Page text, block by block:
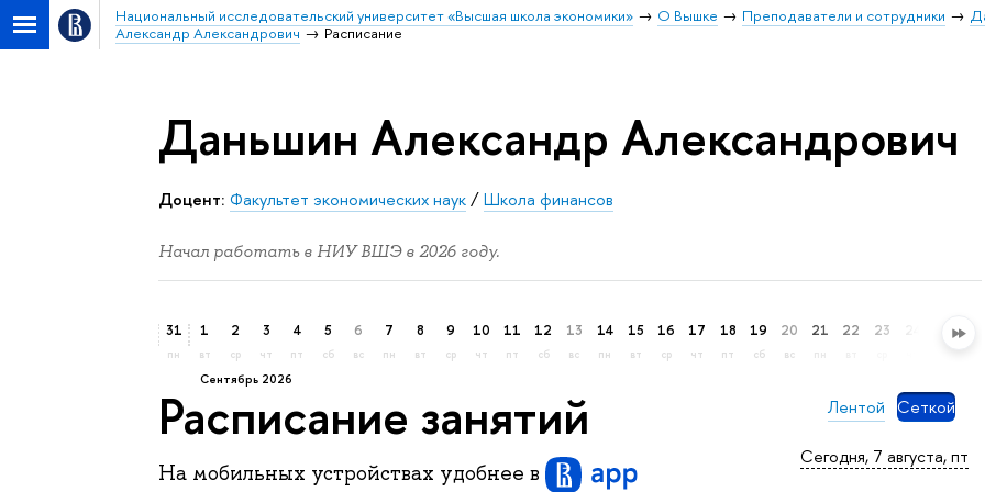
Национальный исследовательский университет «Высшая школа экономики» О Вышке Преподаватели и сотрудники
Александр Александрович
Расписание
Даньшин Александр Александрович
Доцент: Факультет экономических наук/Школа финансов
Начал работать в НИУ ВШЭ в 2026 году.
31
пн
сентябрь 2026
1
вт
2
ср
3
чт
4
пт
5
сб
6
вс
7
пн
8
вт
9
ср
10
чт
11
пт
12
сб
13
вс
14
пн
15
вт
16
ср
17
чт
18
пт
19
сб
20
вс
21
пн
22 23 26
Лентой Сеткой
Сегодня, 7 августа, пт
Расписание занятий
На мобильных устройствах удобнеев